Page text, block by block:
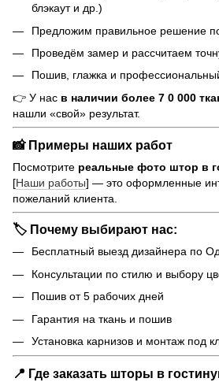
блэкаут и др.)
Предложим правильное решение
Проведём замер и рассчитаем
Пошив, глажка и
👉 У нас в наличии более 7 0 000
нашли «свой» результат.
📸 Примеры наших работ
Посмотрите реальные фото штор в
[Наши работы] — это оформленные
пожеланий клиента.
🏷 Почему выбирают нас:
Бесплатный выезд дизайнера по
Консультации по стилю и выбору
Пошив от 5 рабочих дней
Гарантия на ткань и пошив
Установка карнизов и монтаж под
📍 Где заказать шторы в